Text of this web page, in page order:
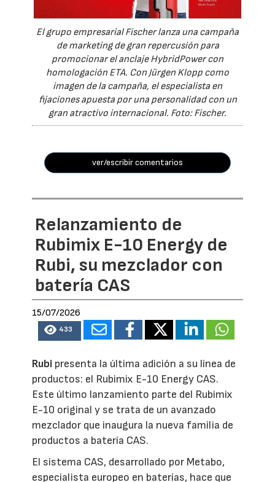
El grupo empresarial Fischer lanza una campaña
de marketing de gran repercusión para
promocionar el anclaje HybridPower con
homologación ETA. Con Jürgen Klopp como
imagen de la campaña, el especialista en
fijaciones apuesta por una personalidad con un
gran atractivo internacional. Foto: Fischer.
ver/escribir comentarios
Relanzamiento de
Rubimix E-10 Energy de
Rubi, su mezclador con
batería CAS
15/07/2026
433
Rubi presenta la última adición a su línea de
productos: el Rubimix E-10 Energy CAS.
Este último lanzamiento parte del Rubimix
E-10 original y se trata de un avanzado
mezclador que inaugura la nueva familia de
productos a batería CAS.
El sistema CAS, desarrollado por Metabo,
especialista europeo en baterías, hace que